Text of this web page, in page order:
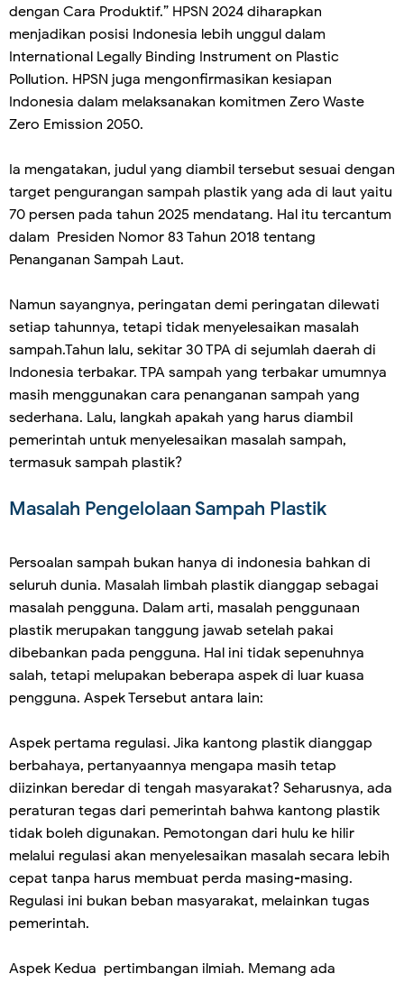
dengan Cara Produktif.” HPSN 2024 diharapkan
menjadikan posisi Indonesia lebih unggul dalam
International Legally Binding Instrument on Plastic
Pollution. HPSN juga mengonfirmasikan kesiapan
Indonesia dalam melaksanakan komitmen Zero Waste
Zero Emission 2050.
Ia mengatakan, judul yang diambil tersebut sesuai dengan
target pengurangan sampah plastik yang ada di laut yaitu
70 persen pada tahun 2025 mendatang. Hal itu tercantum
dalam Presiden Nomor 83 Tahun 2018 tentang
Penanganan Sampah Laut.
Namun sayangnya, peringatan demi peringatan dilewati
setiap tahunnya, tetapi tidak menyelesaikan masalah
sampah.Tahun lalu, sekitar 30 TPA di sejumlah daerah di
Indonesia terbakar. TPA sampah yang terbakar umumnya
masih menggunakan cara penanganan sampah yang
sederhana. Lalu, langkah apakah yang harus diambil
pemerintah untuk menyelesaikan masalah sampah,
termasuk sampah plastik?
Masalah Pengelolaan Sampah Plastik
Persoalan sampah bukan hanya di indonesia bahkan di
seluruh dunia. Masalah limbah plastik dianggap sebagai
masalah pengguna. Dalam arti, masalah penggunaan
plastik merupakan tanggung jawab setelah pakai
dibebankan pada pengguna. Hal ini tidak sepenuhnya
salah, tetapi melupakan beberapa aspek di luar kuasa
pengguna. Aspek Tersebut antara lain:
Aspek pertama regulasi. Jika kantong plastik dianggap
berbahaya, pertanyaannya mengapa masih tetap
diizinkan beredar di tengah masyarakat? Seharusnya, ada
peraturan tegas dari pemerintah bahwa kantong plastik
tidak boleh digunakan. Pemotongan dari hulu ke hilir
melalui regulasi akan menyelesaikan masalah secara lebih
cepat tanpa harus membuat perda masing-masing.
Regulasi ini bukan beban masyarakat, melainkan tugas
pemerintah.
Aspek Kedua pertimbangan ilmiah. Memang ada